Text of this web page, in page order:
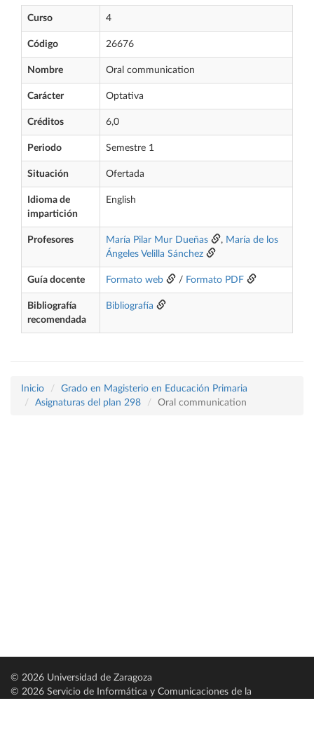
Curso 4
Código 26676
Nombre Oral communication
Carácter Optativa
Créditos 6,0
Periodo Semestre 1
Situación Ofertada
Idioma de
impartición
English
Profesores María Pilar Mur Dueñas , María de los
Ángeles Velilla Sánchez
Guía docente Formato web / Formato PDF
Bibliografía
recomendada
Bibliografía
Inicio
Grado en Magisterio en Educación Primaria
Asignaturas del plan 298
Oral communication
© 2026 Universidad de Zaragoza
© 2026 Servicio de Informática y Comunicaciones de la